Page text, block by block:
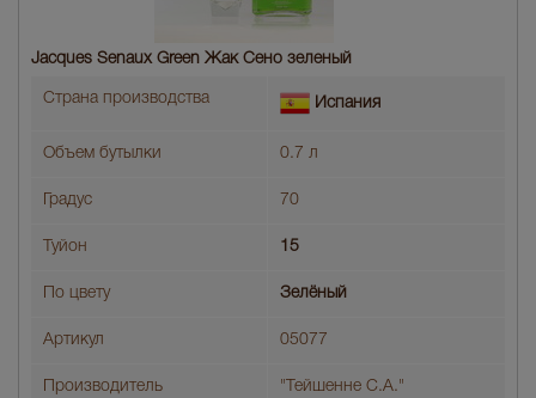
Jacques Senaux Green Жак Сено зеленый
Страна производства Испания
Объем бутылки 0.7 л
Градус 70
Туйон 15
По цвету Зелёный
Артикул 05077
Производитель "Тейшенне С.А."